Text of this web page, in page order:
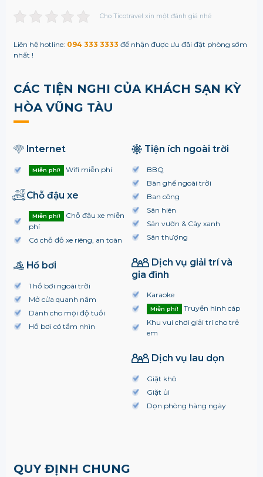
Cho Ticotravel xin một đánh giá nhé
Liên hệ hotline: 094 333 3333 để nhận được ưu đãi đặt phòng sớm
nhất !
CÁC TIỆN NGHI CỦA KHÁCH SẠN KỲ
HÒA VŨNG TÀU
Internet
Miễn phí! Wifi miễn phí
Chỗ đậu xe
Miễn phí!
Chỗ đậu xe miễn
phí
Có chỗ đỗ xe riêng, an toàn
Hồ bơi
1 hồ bơi ngoài trời
Mở cửa quanh năm
Dành cho mọi độ tuổi
Hồ bơi có tầm nhìn
Tiện ích ngoài trời
BBQ
Bàn ghế ngoài trời
Ban công
Sân hiên
Sân vườn & Cây xanh
Sân thượng
Dịch vụ giải trí và
gia đình
Karaoke
Miễn phí!
Truyền hình cáp
Khu vui chơi giải trí cho trẻ
em
Dịch vụ lau dọn
Giặt khô
Giặt ủi
Dọn phòng hàng ngày
QUY ĐỊNH CHUNG